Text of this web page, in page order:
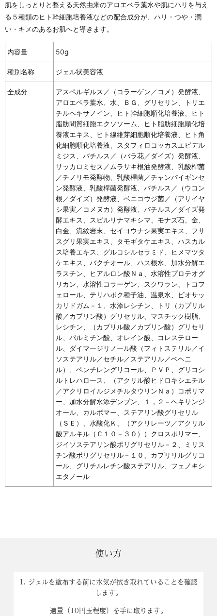
肌をしっとりと整える天然由来のアロエベラ葉水や肌にハリを与え
る５種類のヒト幹細胞培養液などの配合成分が、ハリ・つや・潤
い・キメのあるお肌へと導きます。
内容量 50g
種別名称 ジェル状美容液
全成分
アスペルギルス／（コラーゲン／コメ）発酵液、
アロエベラ葉水、水、ＢＧ、グリセリン、トリエ
チルヘキサノイン、ヒト幹細胞順化培養液、ヒト
脂肪間質細胞エクソソーム、ヒト脂肪細胞順化培
養液エキス、ヒト線維芽細胞順化培養液、ヒト角
化細胞順化培養液、スタフィロコッカスエピデル
ミジス、バチルス／（バラ花／ダイズ）発酵液、
サッカロミセス／ムラサキ根油発酵液、乳酸桿菌
／チノリモ発酵物、乳酸桿菌／チャンバイギンセ
ン発酵液、乳酸桿菌発酵液、バチルス／（ウコン
根／ダイズ）発酵液、ベニコウジ菌／（アサイヤ
シ果実／コメヌカ）発酵液、バチルス／ダイズ発
酵エキス、スピルリナマキシマ、モナズ石、金、
白金、流紋岩末、セイヨウナシ果実エキス、フサ
スグリ果実エキス、タモギタケエキス、ハスカル
ス培養エキス、グルコシルセラミド、ヒメマツタ
ケエキス、バクチオール、ハス根水、加水分解エ
ラスチン、ヒアルロン酸Ｎａ、水溶性プロテオグ
リカン、水溶性コラーゲン、スクワラン、トコフ
ェロール、テリハボク種子油、温泉水、ビオサッ
カリドガム－１、水添レシチン、トリ（カプリル
酸／カプリン酸）グリセリル、マスチック樹脂、
レシチン、（カプリル酸／カプリン酸）グリセリ
ル、パルミチン酸、オレイン酸、コレステロー
ル、ダイマージリノール酸（フィトステリル／イ
ソステアリル／セチル／ステアリル／ベヘニ
ル）、ペンチレングリコール、ＰＶＰ、グリコシ
ルトレハロース、（アクリル酸ヒドロキシエチル
／アクリロイルジメチルタウリンＮａ）コポリマ
ー、加水分解水添デンプン、１，２－ヘキサンジ
オール、カルボマー、ステアリン酸グリセリル
（ＳＥ）、水酸化Ｋ、（アクリレーツ／アクリル
酸アルキル（Ｃ１０－３０））クロスポリマー、
ジイソステアリン酸ポリグリセリル－２、ミリス
チン酸ポリグリセリル－１０、カプリリルグリコ
ール、グリチルレチン酸ステアリル、フェノキシ
エタノール
使い方
1. ジェルを塗布する前に水気が拭き取れていることを確認
します。
適量（10円玉程度）を手に取ります。